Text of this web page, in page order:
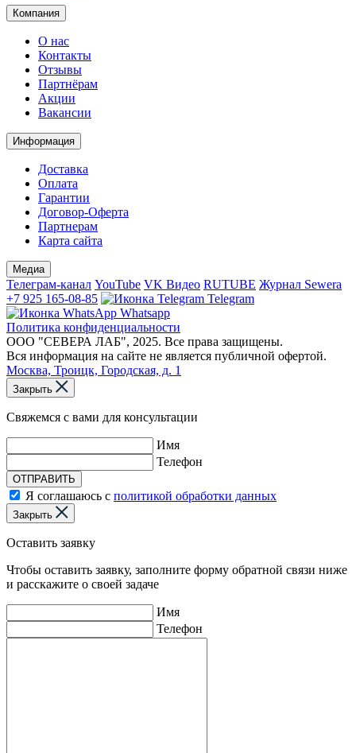
Компания
О нас
Контакты
Отзывы
Партнёрам
Акции
Вакансии
Информация
Доставка
Оплата
Гарантии
Договор-Оферта
Партнерам
Карта сайта
Медиа
Телеграм-канал YouTube VK Видео RUTUBE Журнал Sewera
+7 925 165-08-85
Telegram
Whatsapp
Политика конфиденциальности
ООО "СЕВЕРА ЛАБ", 2025. Все права защищены.
Вся информация на сайте не является публичной офертой.
Москва, Троицк, Городская, д. 1
Закрыть
Свяжемся с вами для консультации
Имя
Телефон
ОТПРАВИТЬ
Я соглашаюсь с политикой обработки данных
Закрыть
Оставить заявку
Чтобы оставить заявку, заполните форму обратной связи ниже
и расскажите о своей задаче
Имя
Телефон